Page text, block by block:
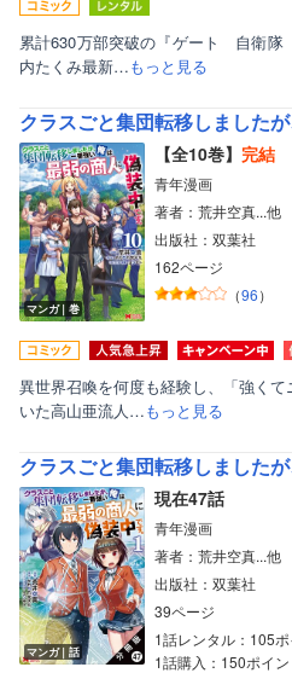
累計630万部突破の『ゲート 自衛
内たくみ最新…もっと見る
マンガ｜巻
【全10巻】 完結
青年漫画
著者：荒井空真...他
出版社：双葉社
162ページ
（96）
異世界召喚を何度も経験し、「強く
いた高山亜流人…もっと見る
マンガ｜話
現在47話
青年漫画
著者：荒井空真...他
出版社：双葉社
39ページ
1話レンタル：105ポ
1話購入：150ポイン